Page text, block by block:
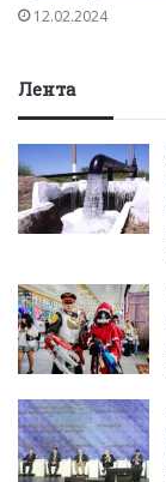
12.02.2024
Лента